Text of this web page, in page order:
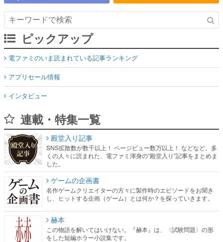
ピックアップ
電ファミのいま読まれている記事ランキング
アプリセール情報
インタビュー
連載・特集一覧
殿堂入り記事
SNS拡散数が数千以上！ ページビュー数万以上！ などなど。多
くの人々に読まれた、電ファミ渾身の“殿堂入り”記事をまとめま
した。
ゲームの企画書
名作ゲームクリエイターの方々に製作時のエピソードをお聞き
し、ヒットする企画（ゲーム）とは何か？を探っていきます。
赫本
この物語を解いてはいけない。『赫本』は、〈試験問題〉の形
をした短編ホラー小説集です。